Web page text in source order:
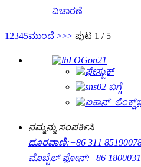
ವಿಚಾರಣೆ
1 2345ಮುಂದೆ >>> ಪುಟ 1 / 5
ನಮ್ಮನ್ನು ಸಂಪರ್ಕಿಸಿ
ದೂರವಾಣಿ:+86 311
ಮೊಬೈಲ್ ಫೋನ್:+86